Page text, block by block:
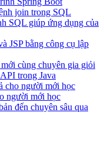
join trong SQL
SQL giúp ứng dụng của
JSP bằng công cụ lập
cùng chuyên gia giỏi
trong Java
cho người mới học
người mới học
đến chuyên sâu qua